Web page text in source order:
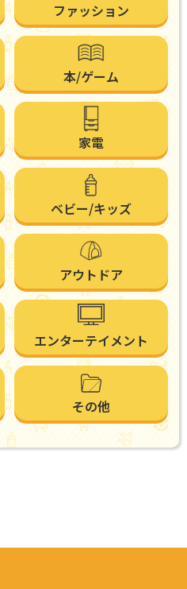
ファッション
本/ゲーム
家電
ベビー/キッズ
アウトドア
エンターテイメント
その他